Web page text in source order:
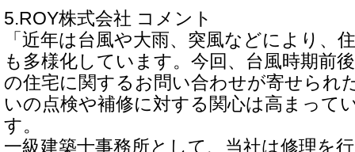
5.ROY株式会社 コメント
「近年は台風や大雨、突風などにより、
も多様化しています。今回、台風時期前
の住宅に関するお問い合わせが寄せられ
いの点検や補修に対する関心は高まって
す。
一級建築士事務所として、当社は修理を